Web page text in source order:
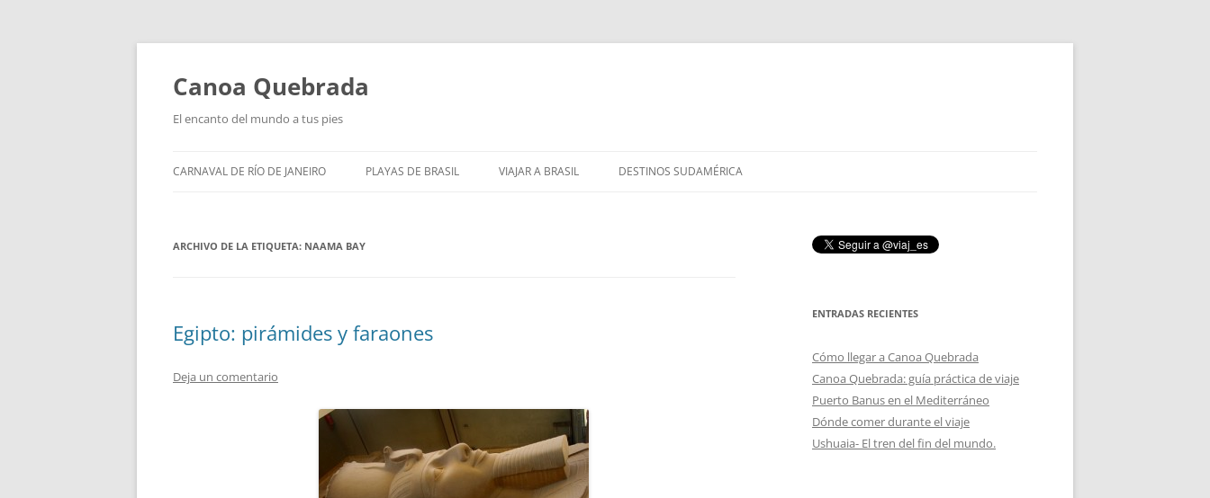
Saltar
Canoa Quebrada
El encanto del mundo a tus pies
CARNAVAL DE RÍO DE JANEIRO PLAYAS DE BRASIL VIAJAR A BRASIL DESTINOS SUDAMÉRICA
ARCHIVO DE LA ETIQUETA: NAAMA BAY
Egipto: pirámides y faraones
Deja un comentario
ENTRADAS RECIENTES
Cómo llegar a Canoa Quebrada
Canoa Quebrada: guía práctica de viaje
Puerto Banus en el Mediterráneo
Dónde comer durante el viaje
Ushuaia- El tren del fin del mundo.